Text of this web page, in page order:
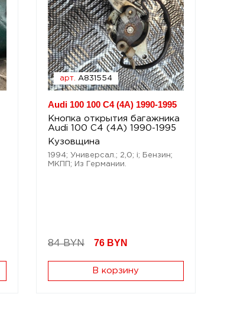
арт. A831554
Audi 100 100 C4 (4A) 1990-1995
Кнопка открытия багажника
Audi 100 C4 (4A) 1990-1995
Кузовщина
1994; Универсал.; 2,0; i; Бензин;
МКПП; Из Германии.
84 BYN 76 BYN
В корзину